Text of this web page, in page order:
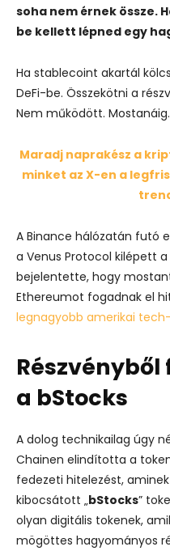
soha nem érnek össze.
be kellett lépned egy
Ha stablecoint akartál
DeFi-be. Összekötni a
Nem működött. Mostanáig.
Maradj naprakész a
minket az X-en a
A Binance hálózatán futó
a Venus Protocol kilépett
bejelentette, hogy
Ethereumot fogadnak el
legnagyobb amerikai
a bStocks
A dolog technikailag úgy
Chainen elindította a
fedezeti hitelezést,
kibocsátott „bStocks”
olyan digitális tokenek,
mögöttes hagyományos